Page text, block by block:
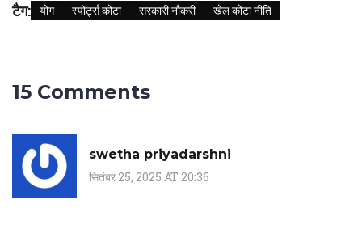
टैग: योग स्पोर्ट्स कोटा सरकारी नौकरी खेल कोटा नीति
15 Comments
swetha priyadarshni
सितंबर 25, 2025 AT 20:36